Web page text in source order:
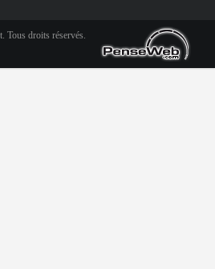
Tous droits réservés.